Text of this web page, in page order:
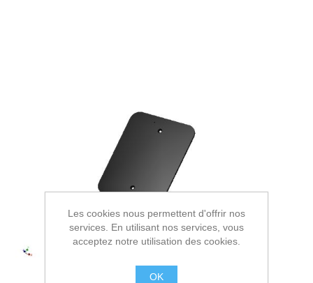
Les cookies nous permettent d'offrir nos
services. En utilisant nos services, vous
acceptez notre utilisation des cookies.
OK